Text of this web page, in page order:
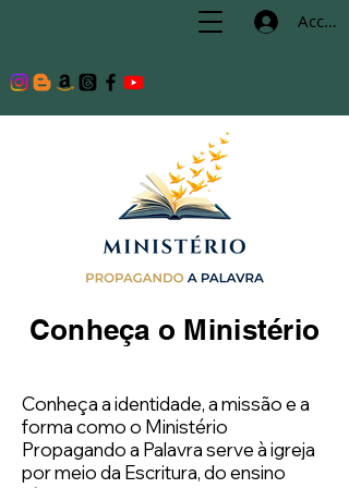
Accedi
Conheça o Ministério
Conheça a identidade, a missão e a
forma como o Ministério
Propagando a Palavra serve à igreja
por meio da Escritura, do ensino